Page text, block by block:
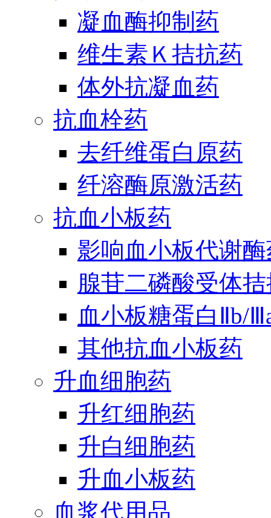
凝血酶抑制药
维生素Ｋ拮抗药
体外抗凝血药
抗血栓药
去纤维蛋白原药
纤溶酶原激活药
抗血小板药
影响血小板代谢
腺苷二磷酸受体
血小板糖蛋白Ⅱb/
其他抗血小板药
升血细胞药
升红细胞药
升白细胞药
升血小板药
血浆代用品